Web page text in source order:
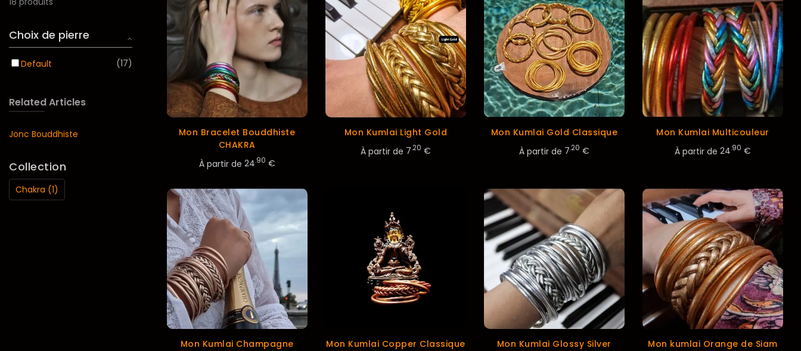
Mon Bracelet Bouddhiste
CHAKRA
À partir de 24.90 €
Mon Kumlai Light Gold
À partir de 7.20 €
Mon Kumlai Gold Classique
À partir de 7.20 €
Mon Kumlai Multicouleur
À partir de 24.90 €
Mon Kumlai Champagne
Mon Kumlai Copper Classique
Mon Kumlai Glossy Silver
Mon kumlai Orange de Siam
Choix de pierre
Default 17
Related Articles
Jonc Bouddhiste
Collection
Chakra (1)